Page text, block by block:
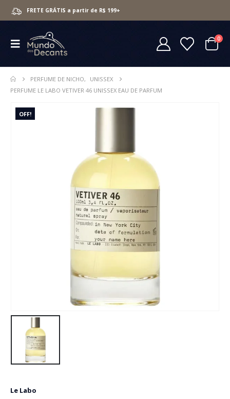
FRETE GRÁTIS a partir de R$ 199+
0
PERFUME DE NICHO,
UNISSEX
PERFUME LE LABO VETIVER 46 UNISSEX EAU DE PARFUM
OFF!
Le Labo